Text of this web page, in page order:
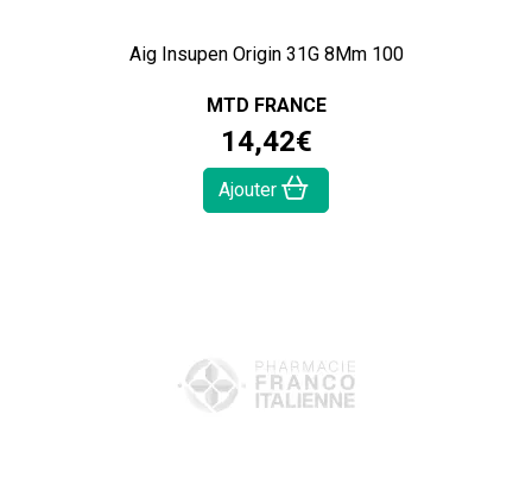
Aig Insupen Origin 31G 8Mm 100
MTD FRANCE
14,42€
Ajouter